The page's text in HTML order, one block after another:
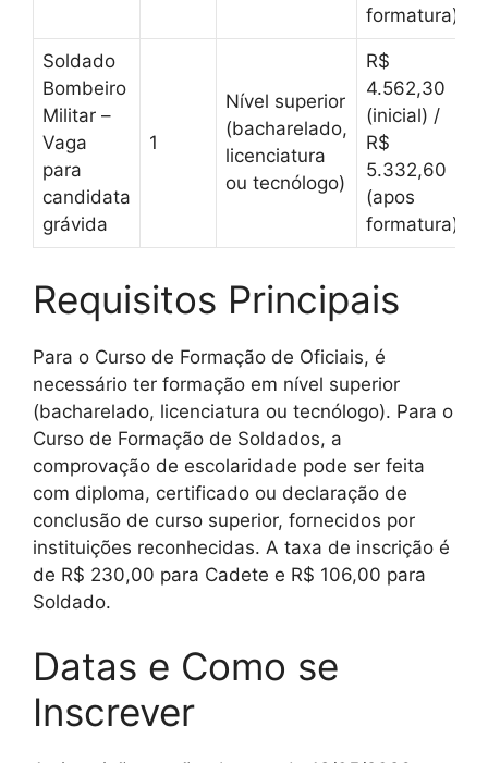
formatura)
Soldado
Bombeiro
Militar –
Vaga
para
candidata
grávida
1
Nível superior
(bacharelado,
licenciatura
ou tecnólogo)
R$
4.562,30
(inicial) /
R$
5.332,60
(apos
formatura)
Requisitos Principais
Para o Curso de Formação de Oficiais, é
necessário ter formação em nível superior
(bacharelado, licenciatura ou tecnólogo). Para o
Curso de Formação de Soldados, a
comprovação de escolaridade pode ser feita
com diploma, certificado ou declaração de
conclusão de curso superior, fornecidos por
instituições reconhecidas. A taxa de inscrição é
de R$ 230,00 para Cadete e R$ 106,00 para
Soldado.
Datas e Como se
Inscrever